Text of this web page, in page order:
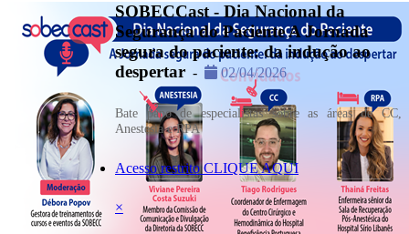
SOBECCast - Dia Nacional da
Segurança do Paciente A Jornada
segura do paciente: da indução ao
despertar - 02/04/2026
Bate papo de especialistas sobre as áreas de CC,
Anestesia e RPA
Acesso restrito CLIQUE AQUI
×